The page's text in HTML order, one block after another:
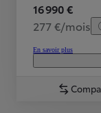
16 990 €
277 €/mois
En savoir plus